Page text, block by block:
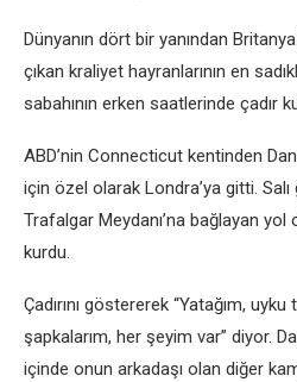
Dünyanın dört bir yanından
çıkan kraliyet hayranlarının en
sabahının erken saatlerinde çadır
ABD’nin Connecticut kentinden
için özel olarak Londra’ya gitti. Salı
Trafalgar Meydanı’na bağlayan yol
kurdu.
Çadırını göstererek “Yatağım,
şapkalarım, her şeyim var” diyor.
içinde onun arkadaşı olan diğer